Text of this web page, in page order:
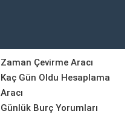
Zaman Çevirme Aracı
Kaç Gün Oldu Hesaplama
Aracı
Günlük Burç Yorumları